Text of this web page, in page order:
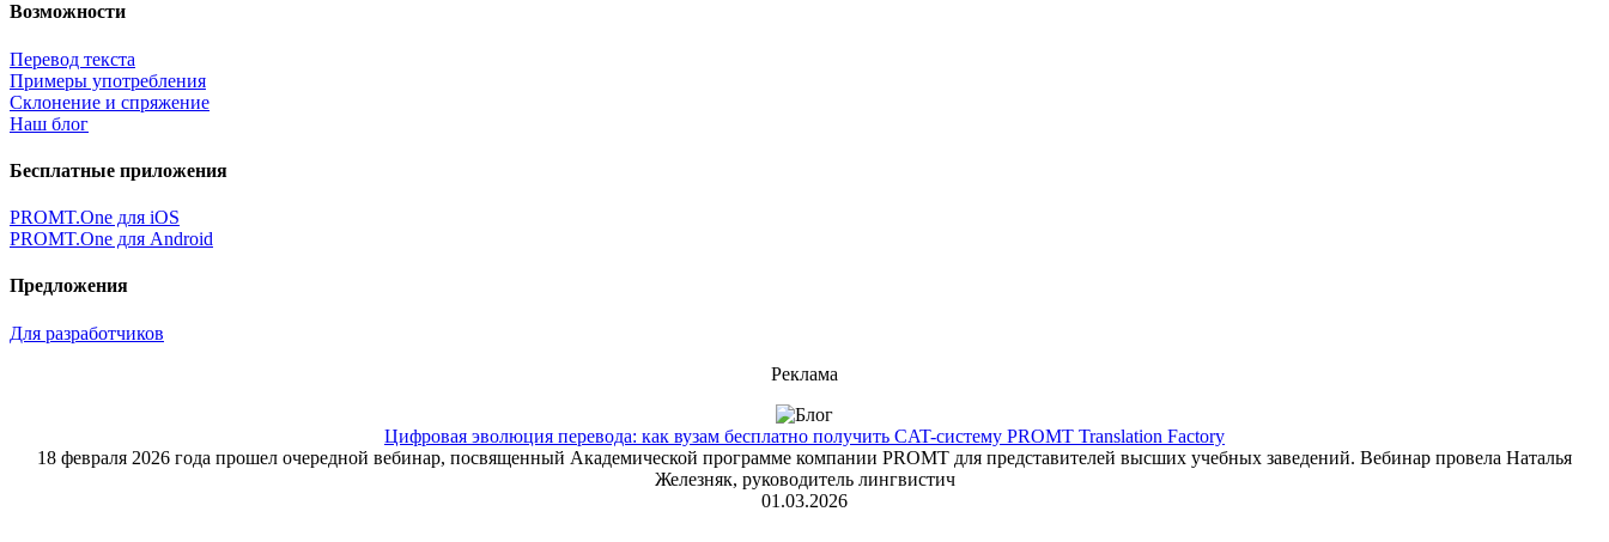
Возможности
Перевод текста
Примеры употребления
Склонение и спряжение
Наш блог
Бесплатные приложения
PROMT.One для iOS
PROMT.One для Android
Предложения
Для разработчиков
Реклама
Цифровая эволюция перевода: как вузам бесплатно получить CAT-систему PROMT Translation Factory
18 февраля 2026 года прошел очередной вебинар, посвященный Академической программе компании PROMT для представителей высших учебных заведений. Вебинар провела Наталья
Железняк, руководитель лингвистич
01.03.2026